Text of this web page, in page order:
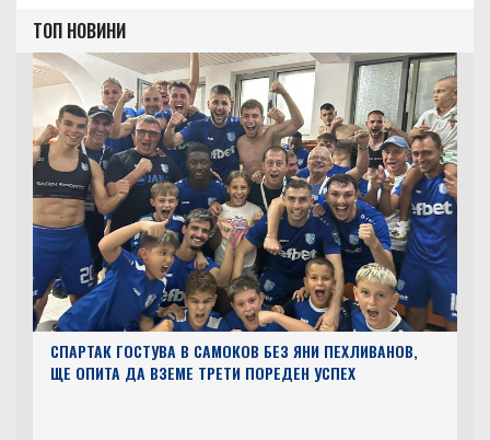
ТОП НОВИНИ
СПАРТАК ГОСТУВА В САМОКОВ БЕЗ ЯНИ ПЕХЛИВАНОВ,
ЩЕ ОПИТА ДА ВЗЕМЕ ТРЕТИ ПОРЕДЕН УСПЕХ